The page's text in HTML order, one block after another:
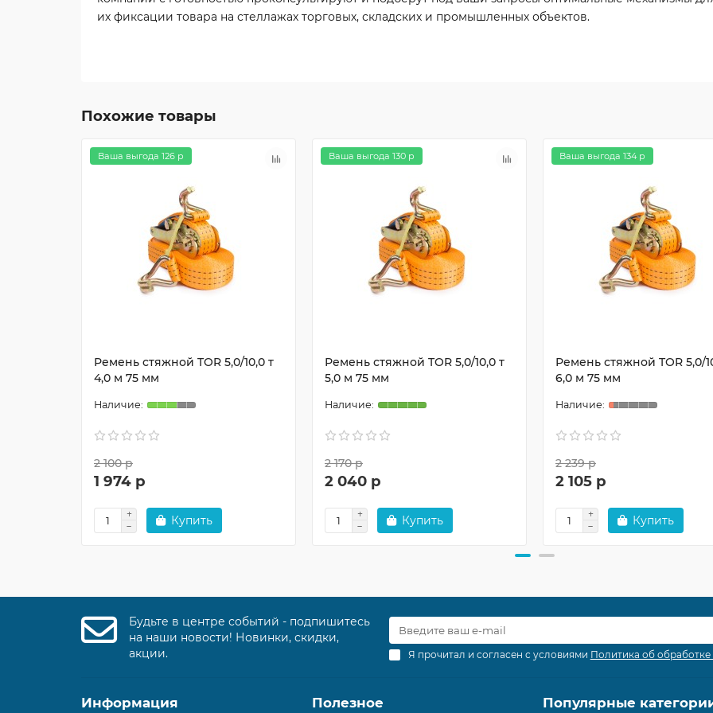
их фиксации товара на стеллажах торговых, складских и промышленных объектов.
Похожие товары
Ваша выгода 126 р
Ремень стяжной TOR 5,0/10,0 т
4,0 м 75 мм
2 100 р
1 974 р
Купить
Ваша выгода 130 р
Ремень стяжной TOR 5,0/10,0 т
5,0 м 75 мм
2 170 р
2 040 р
Купить
Ваша выгода 134 р
Ремень стяжной TOR 5,0/
6,0 м 75 мм
2 239 р
2 105 р
Купить
Будьте в центре событий - подпишитесь
на наши новости! Новинки, скидки,
акции.
Я прочитал и согласен с условиями Политика об
Информация Полезное Популярные